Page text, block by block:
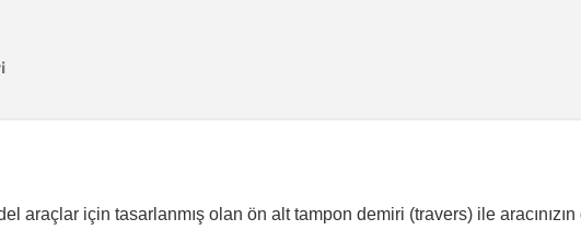
araçlar için tasarlanmış olan ön alt tampon demiri (travers) ile aracınızın